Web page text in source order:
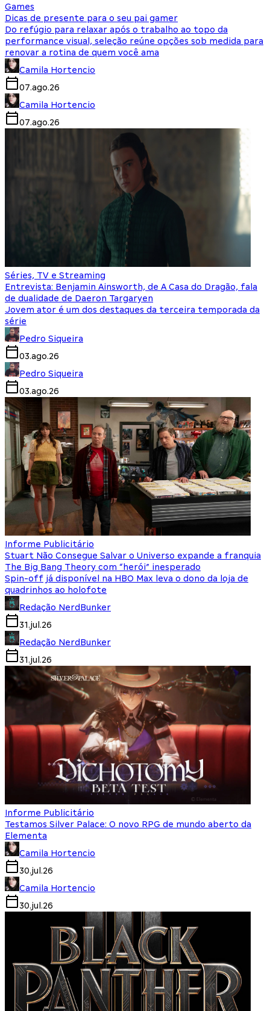
Games
Dicas de presente para o seu pai gamer
Do refúgio para relaxar após o trabalho ao topo da
performance visual, seleção reúne opções sob medida para
renovar a rotina de quem você ama
Camila Hortencio
07.ago.26
Camila Hortencio
07.ago.26
Séries, TV e Streaming
Entrevista: Benjamin Ainsworth, de A Casa do Dragão, fala
de dualidade de Daeron Targaryen
Jovem ator é um dos destaques da terceira temporada da
série
Pedro Siqueira
03.ago.26
Pedro Siqueira
03.ago.26
Informe Publicitário
Stuart Não Consegue Salvar o Universo expande a franquia
The Big Bang Theory com “herói” inesperado
Spin-off já disponível na HBO Max leva o dono da loja de
quadrinhos ao holofote
Redação NerdBunker
31.jul.26
Redação NerdBunker
31.jul.26
Informe Publicitário
Testamos Silver Palace: O novo RPG de mundo aberto da
Elementa
Camila Hortencio
30.jul.26
Camila Hortencio
30.jul.26